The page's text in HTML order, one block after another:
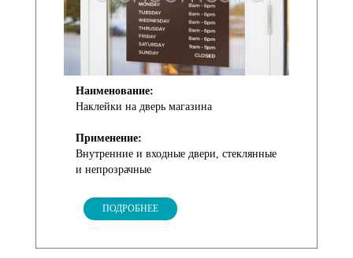
Наименование:
Наклейки на дверь магазина
Применение:
Внутренние и входные двери, стеклянные
и непрозрачные
ПОДРОБНЕЕ